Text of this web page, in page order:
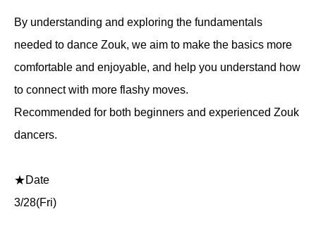
By understanding and exploring the fundamentals
needed to dance Zouk, we aim to make the basics more
comfortable and enjoyable, and help you understand how
to connect with more flashy moves.
Recommended for both beginners and experienced Zouk
dancers.
★Date
3/28(Fri)